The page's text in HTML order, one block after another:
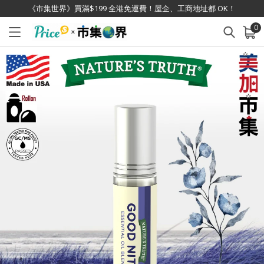
《市集世界》買滿$199 全港免運費！屋企、工商地址都 OK！
0
已加入購物車 查看